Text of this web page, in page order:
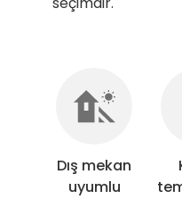
Dış mekan
uyumlu